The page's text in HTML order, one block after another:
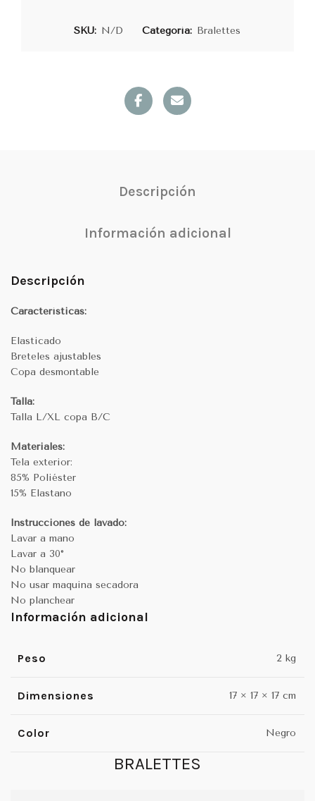
SKU: N/D Categoría: Bralettes
Descripción
Información adicional
Descripción
Características:
Elasticado
Breteles ajustables
Copa desmontable
Talla:
Talla L/XL copa B/C
Materiales:
Tela exterior:
85% Poliéster
15% Elastano
Instrucciones de lavado:
Lavar a mano
Lavar a 30°
No blanquear
No usar maquina secadora
No planchear
Información adicional
Peso 2 kg
Dimensiones 17 × 17 × 17 cm
Color Negro
BRALETTES